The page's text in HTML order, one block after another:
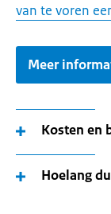
van te voren
Meer
Kosten en
Hoelang